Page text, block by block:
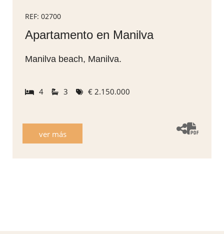
REF: 02700
Apartamento en Manilva
Manilva beach, Manilva.
4 3 € 2.150.000
ver más